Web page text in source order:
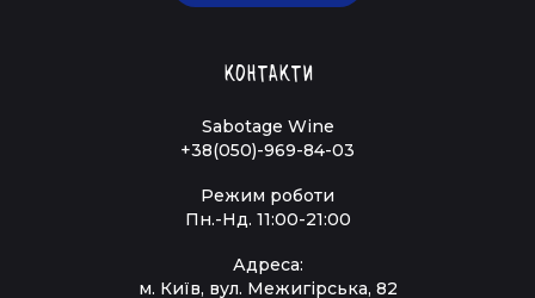
Контакти
Sabotage Wine
+38(050)-969-84-03
Режим роботи
Пн.-Нд. 11:00-21:00
Адреса:
м. Київ, вул. Межигірська, 82